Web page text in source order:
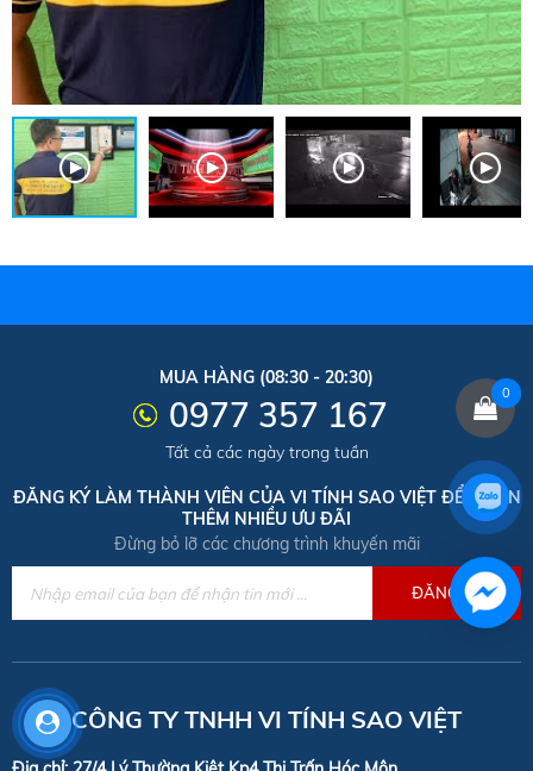
MUA HÀNG (08:30 - 20:30)
0977 357 167
Tất cả các ngày trong tuần
ĐĂNG KÝ LÀM THÀNH VIÊN CỦA VI TÍNH SAO VIỆT ĐỂ NHẬN
THÊM NHIỀU ƯU ĐÃI
Đừng bỏ lỡ các chương trình khuyến mãi
CÔNG TY TNHH VI TÍNH SAO VIỆT
0